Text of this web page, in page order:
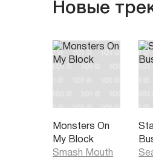
Новые
Monsters On
My Block
Smash Mouth